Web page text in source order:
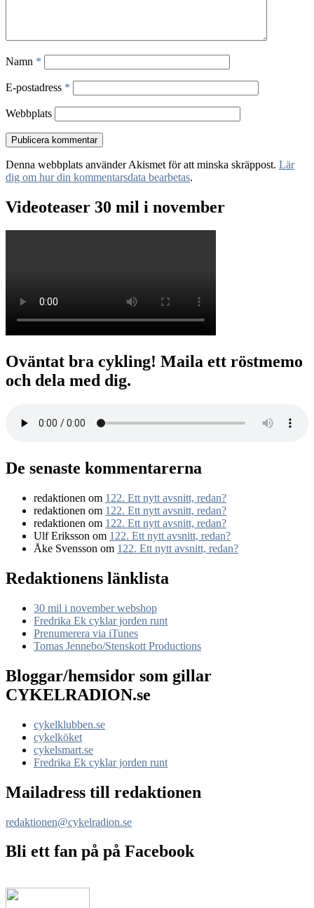
Namn *
E-postadress *
Webbplats
Denna webbplats använder Akismet för att minska skräppost. Lär
dig om hur din kommentarsdata bearbetas.
Videoteaser 30 mil i november
Oväntat bra cykling! Maila ett röstmemo
och dela med dig.
De senaste kommentarerna
redaktionen om 122. Ett nytt avsnitt, redan?
redaktionen om 122. Ett nytt avsnitt, redan?
redaktionen om 122. Ett nytt avsnitt, redan?
Ulf Eriksson om 122. Ett nytt avsnitt, redan?
Åke Svensson om 122. Ett nytt avsnitt, redan?
Redaktionens länklista
30 mil i november webshop
Fredrika Ek cyklar jorden runt
Prenumerera via iTunes
Tomas Jennebo/Stenskott Productions
Bloggar/hemsidor som gillar
CYKELRADION.se
cykelklubben.se
cykelköket
cykelsmart.se
Fredrika Ek cyklar jorden runt
Mailadress till redaktionen
redaktionen@cykelradion.se
Bli ett fan på på Facebook